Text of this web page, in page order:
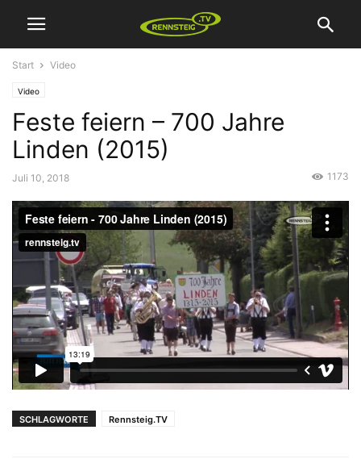
Start Video
Video
Feste feiern – 700 Jahre
Linden (2015)
Juli 10, 2018 1173
SCHLAGWORTE Rennsteig.TV